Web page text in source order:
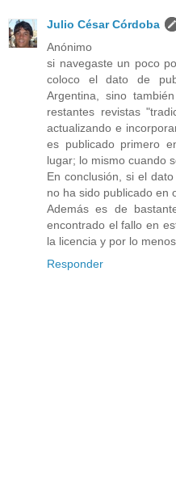
Julio César Córdoba
Anónimo
si navegaste un poco
coloco el dato de
Argentina, sino
restantes revistas
actualizando e
es publicado primero
lugar; lo mismo cuando
En conclusión, si el
no ha sido publicado en
Además es de
encontrado el fallo en
la licencia y por lo menos
Responder